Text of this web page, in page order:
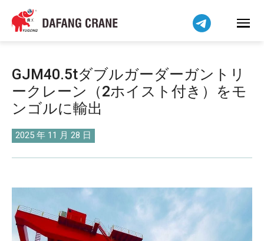
GJM40.5tダブルガーダーガントリ
ークレーン（2ホイスト付き）をモ
ンゴルに輸出
2025 年 11 月 28 日
Bahasa Indonesia
Bahasa Melayu
বাংলা
فارسی
Pilipino
اردو
Українська
Беларуская мова
Kiswahili
Dansk